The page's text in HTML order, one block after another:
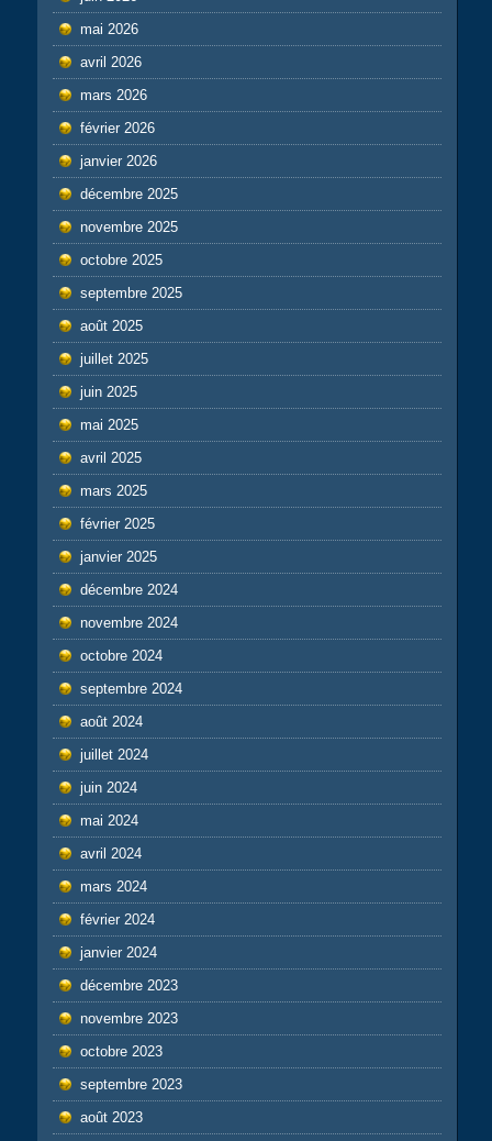
mai 2026
avril 2026
mars 2026
février 2026
janvier 2026
décembre 2025
novembre 2025
octobre 2025
septembre 2025
août 2025
juillet 2025
juin 2025
mai 2025
avril 2025
mars 2025
février 2025
janvier 2025
décembre 2024
novembre 2024
octobre 2024
septembre 2024
août 2024
juillet 2024
juin 2024
mai 2024
avril 2024
mars 2024
février 2024
janvier 2024
décembre 2023
novembre 2023
octobre 2023
septembre 2023
août 2023